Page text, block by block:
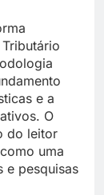
e a
O
do leitor
uma
e pesquisas